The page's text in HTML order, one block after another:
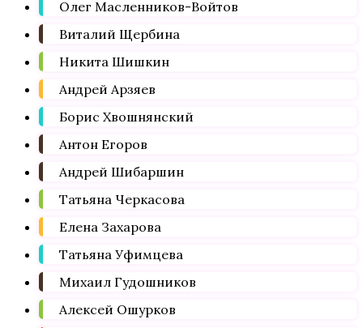
Олег Масленников-Войтов
Виталий Щербина
Никита Шишкин
Андрей Арзяев
Борис Хвошнянский
Антон Егоров
Андрей Шибаршин
Татьяна Черкасова
Елена Захарова
Татьяна Уфимцева
Михаил Гудошников
Алексей Ошурков